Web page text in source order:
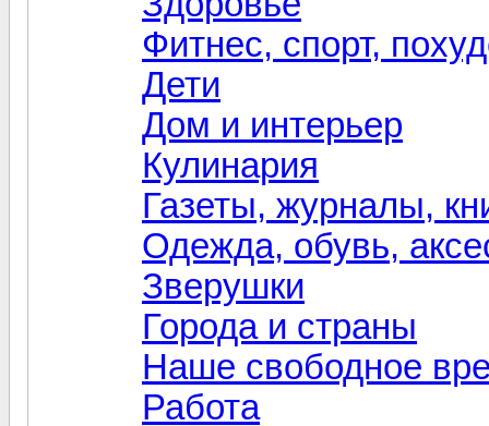
Фитнес, спорт,
Дети
Дом и интерьер
Кулинария
Газеты, журналы,
Одежда, обувь,
Зверушки
Города и страны
Наше свободное
Работа